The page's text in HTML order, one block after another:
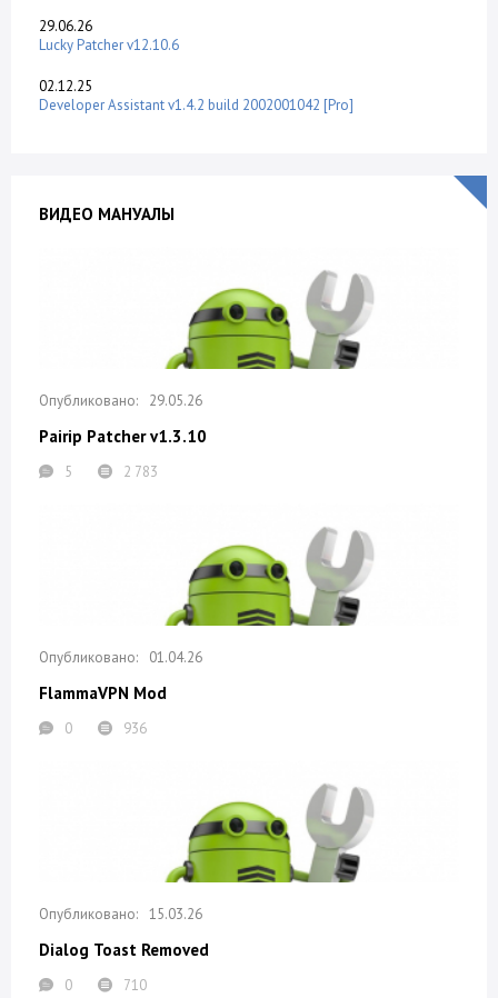
29.06.26
Lucky Patcher v12.10.6
02.12.25
Developer Assistant v1.4.2 build 2002001042 [Pro]
ВИДЕО МАНУАЛЫ
29.05.26
Pairip Patcher v1.3.10
5 2 783
01.04.26
FlammaVPN Mod
0 936
15.03.26
Dialog Toast Removed
0 710